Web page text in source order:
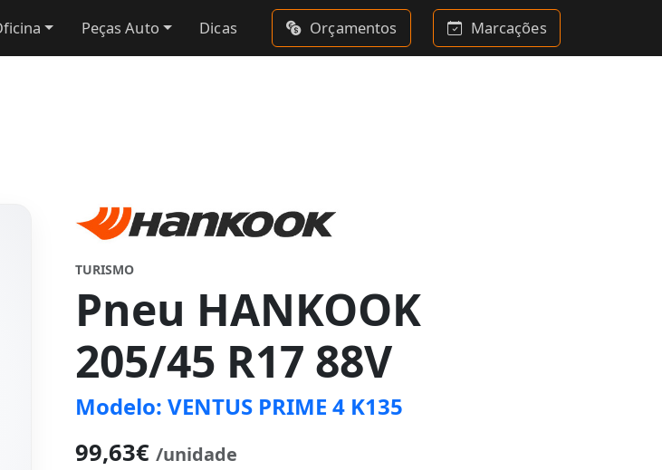
Peças Auto Dicas Orçamentos Marcações
TURISMO
Pneu HANKOOK
205/45 R17 88V
Modelo: VENTUS PRIME 4 K135
99,63€ /unidade